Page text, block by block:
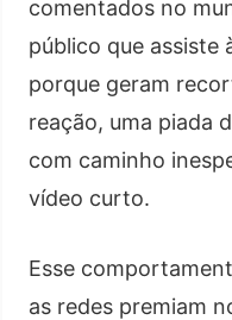
comentados no
público que assiste
porque geram
reação, uma piada
com caminho
vídeo curto.
Esse
as redes premiam